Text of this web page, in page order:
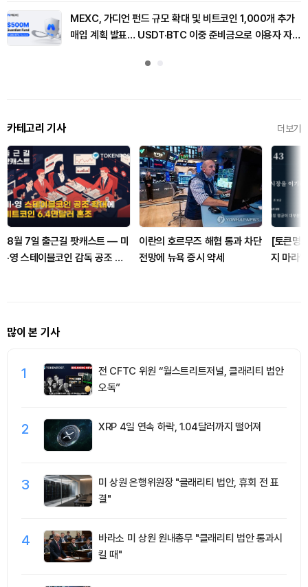
MEXC, 가디언 펀드 규모 확대 및 비트코인 1,000개 추가
매입 계획 발표… USDT·BTC 이중 준비금으로 이용자 자산
카테고리 기사 더보기
8월 7일 출근길 팟캐스트 — 미
·영 스테이블코인 감독 공조 확
이란의 호르무즈 해협 통과 차단
전망에 뉴욕 증시 약세
[토큰명
지 마라"
많이 본 기사
1
전 CFTC 위원 “월스트리트저널, 클래리티 법안
오독”
2 XRP 4일 연속 하락, 1.04달러까지 떨어져
3
미 상원 은행위원장 "클래리티 법안, 휴회 전 표
결"
4
바라소 미 상원 원내총무 "클래리티 법안 통과시
킬 때"